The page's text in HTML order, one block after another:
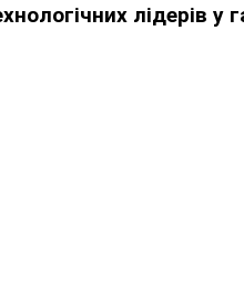
лідерів у